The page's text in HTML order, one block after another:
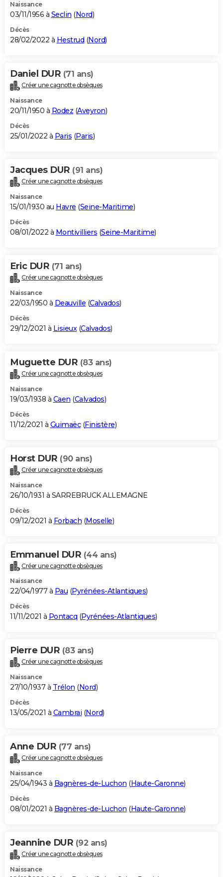
Naissance
03/11/1956 à Seclin (Nord)
Décès
28/02/2022 à Hestrud (Nord)
Daniel DUR (71 ans)
Créer une cagnotte obsèques
Naissance
20/11/1950 à Rodez (Aveyron)
Décès
25/01/2022 à Paris (Paris)
Jacques DUR (91 ans)
Créer une cagnotte obsèques
Naissance
15/01/1930 au Havre (Seine-Maritime)
Décès
08/01/2022 à Montivilliers (Seine-Maritime)
Eric DUR (71 ans)
Créer une cagnotte obsèques
Naissance
22/03/1950 à Deauville (Calvados)
Décès
29/12/2021 à Lisieux(Calvados)
Muguette DUR (83 ans)
Créer une cagnotte obsèques
Naissance
19/03/1938 à Caen (Calvados)
Décès
11/12/2021 à Guimaëc(Finistère)
Horst DUR (90 ans)
Créer une cagnotte obsèques
Naissance
26/10/1931 à SARREBRUCK ALLEMAGNE
Décès
09/12/2021 à Forbach (Moselle)
Emmanuel DUR (44 ans)
Créer une cagnotte obsèques
Naissance
22/04/1977 à Pau (Pyrénées-Atlantiques)
Décès
11/11/2021 à Pontacq (Pyrénées-Atlantiques)
Pierre DUR (83 ans)
Créer une cagnotte obsèques
Naissance
27/10/1937 à Trélon (Nord)
Décès
13/05/2021 à Cambrai (Nord)
Anne DUR (77 ans)
Créer une cagnotte obsèques
Naissance
25/04/1943 à Bagnères-de-Luchon (Haute-Garonne)
Décès
08/01/2021 à Bagnères-de-Luchon (Haute-Garonne)
Jeannine DUR (92 ans)
Créer une cagnotte obsèques
Naissance